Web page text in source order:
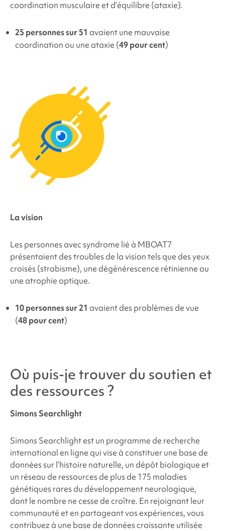
coordination musculaire et d’équilibre (ataxie).
25 personnes sur 51 avaient une mauvaise
coordination ou une ataxie (49 pour cent)
La vision
Les personnesavecsyndrome lié à MBOAT7
présentaient des troubles de la vision tels que des yeux
croisés (strabisme), une dégénérescence rétinienne ou
une atrophie optique.
10 personnes sur 21 avaient des problèmes de vue
(48 pour cent)
Où puis-je trouver du soutien et
des ressources ?
Simons Searchlight
Simons Searchlight est un programme de recherche
international en ligne qui vise à constituer une base de
données sur l’histoire naturelle, un dépôt biologique et
un réseau de ressources de plus de 175 maladies
génétiques rares du développement neurologique,
dont le nombre ne cesse de croître. En rejoignant leur
communauté et en partageant vos expériences, vous
contribuez à une base de données croissante utilisée